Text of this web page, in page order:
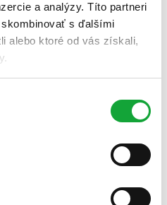
a analýzy. Títo partneri
s ďalšími
alebo ktoré od vás získali,